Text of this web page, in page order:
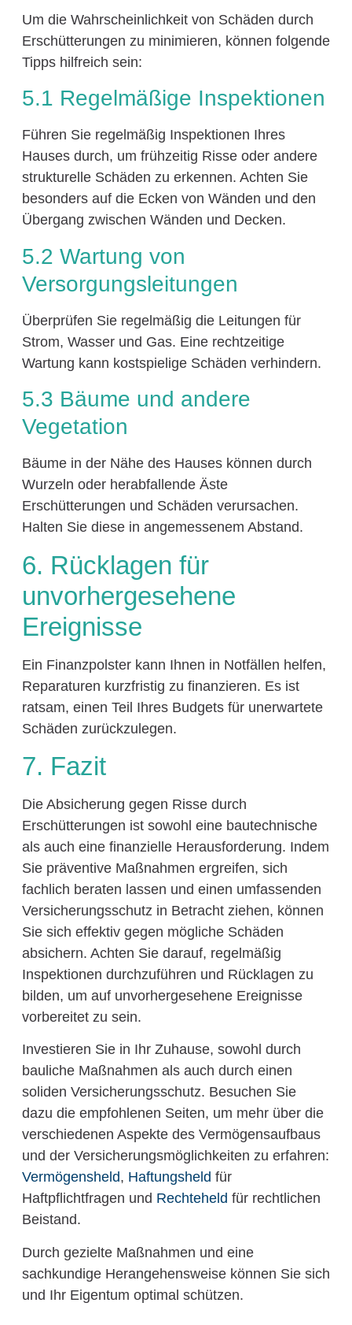
Um die Wahrscheinlichkeit von Schäden durch
Erschütterungen zu minimieren, können folgende
Tipps hilfreich sein:
5.1 Regelmäßige Inspektionen
Führen Sie regelmäßig Inspektionen Ihres
Hauses durch, um frühzeitig Risse oder andere
strukturelle Schäden zu erkennen. Achten Sie
besonders auf die Ecken von Wänden und den
Übergang zwischen Wänden und Decken.
5.2 Wartung von
Versorgungsleitungen
Überprüfen Sie regelmäßig die Leitungen für
Strom, Wasser und Gas. Eine rechtzeitige
Wartung kann kostspielige Schäden verhindern.
5.3 Bäume und andere
Vegetation
Bäume in der Nähe des Hauses können durch
Wurzeln oder herabfallende Äste
Erschütterungen und Schäden verursachen.
Halten Sie diese in angemessenem Abstand.
6. Rücklagen für
unvorhergesehene
Ereignisse
Ein Finanzpolster kann Ihnen in Notfällen helfen,
Reparaturen kurzfristig zu finanzieren. Es ist
ratsam, einen Teil Ihres Budgets für unerwartete
Schäden zurückzulegen.
7. Fazit
Die Absicherung gegen Risse durch
Erschütterungen ist sowohl eine bautechnische
als auch eine finanzielle Herausforderung. Indem
Sie präventive Maßnahmen ergreifen, sich
fachlich beraten lassen und einen umfassenden
Versicherungsschutz in Betracht ziehen, können
Sie sich effektiv gegen mögliche Schäden
absichern. Achten Sie darauf, regelmäßig
Inspektionen durchzuführen und Rücklagen zu
bilden, um auf unvorhergesehene Ereignisse
vorbereitet zu sein.
Investieren Sie in Ihr Zuhause, sowohl durch
bauliche Maßnahmen als auch durch einen
soliden Versicherungsschutz. Besuchen Sie
dazu die empfohlenen Seiten, um mehr über die
verschiedenen Aspekte des Vermögensaufbaus
und der Versicherungsmöglichkeiten zu erfahren:
Vermögensheld, Haftungsheld für
Haftpflichtfragen und Rechteheld für rechtlichen
Beistand.
Durch gezielte Maßnahmen und eine
sachkundige Herangehensweise können Sie sich
und Ihr Eigentum optimal schützen.